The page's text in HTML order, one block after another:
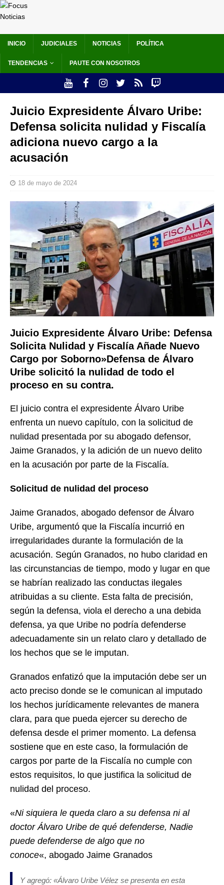
INICIO JUDICIALES NOTICIAS POLÍTICA
TENDENCIAS PAUTE CON NOSOTROS
Juicio Expresidente Álvaro Uribe:
Defensa solicita nulidad y Fiscalía
adiciona nuevo cargo a la
acusación
18 de mayo de 2024
Juicio Expresidente Álvaro Uribe: Defensa
Solicita Nulidad y Fiscalía Añade Nuevo
Cargo por Soborno»Defensa de Álvaro
Uribe solicitó la nulidad de todo el
proceso en su contra.
El juicio contra el expresidente Álvaro Uribe
enfrenta un nuevo capítulo, con la solicitud de
nulidad presentada por su abogado defensor,
Jaime Granados, y la adición de un nuevo delito
en la acusación por parte de la Fiscalía.
Solicitud de nulidad del proceso
Jaime Granados, abogado defensor de Álvaro
Uribe, argumentó que la Fiscalía incurrió en
irregularidades durante la formulación de la
acusación. Según Granados, no hubo claridad en
las circunstancias de tiempo, modo y lugar en que
se habrían realizado las conductas ilegales
atribuidas a su cliente. Esta falta de precisión,
según la defensa, viola el derecho a una debida
defensa, ya que Uribe no podría defenderse
adecuadamente sin un relato claro y detallado de
los hechos que se le imputan.
Granados enfatizó que la imputación debe ser un
acto preciso donde se le comunican al imputado
los hechos jurídicamente relevantes de manera
clara, para que pueda ejercer su derecho de
defensa desde el primer momento. La defensa
sostiene que en este caso, la formulación de
cargos por parte de la Fiscalía no cumple con
estos requisitos, lo que justifica la solicitud de
nulidad del proceso.
«Ni siquiera le queda claro a su defensa ni al
doctor Álvaro Uribe de qué defenderse, Nadie
puede defenderse de algo que no
conoce«, abogado Jaime Granados
Y agregó: «Álvaro Uribe Vélez se presenta en esta